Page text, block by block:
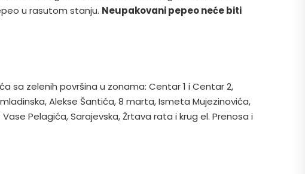
u rasutom stanju. Neupakovani pepeo neće biti
sa zelenih površina u zonama: Centar 1 i Centar 2,
Alekse Šantića, 8 marta, Ismeta Mujezinovića,
Pelagića, Sarajevska, Žrtava rata i krug el. Prenosa i